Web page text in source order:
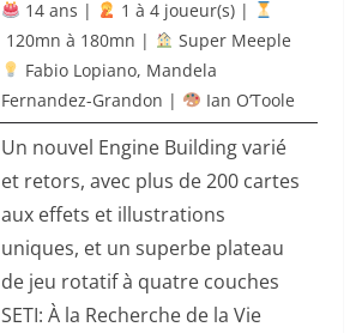
14 ans |
‍ 1 à 4 joueur(s) |
120mn à 180mn |
Super Meeple
Fabio Lopiano, Mandela
Fernandez-Grandon |
Ian O’Toole
Un nouvel Engine Building varié
et retors, avec plus de 200 cartes
aux effets et illustrations
uniques, et un superbe plateau
de jeu rotatif à quatre couches
SETI: À la Recherche de la Vie